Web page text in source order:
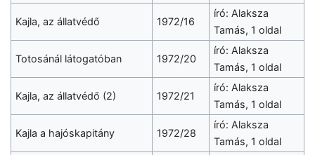
Kajla, az állatvédő 1972/16
író: Alaksza
Tamás, 1 oldal
Totosánál látogatóban 1972/20
író: Alaksza
Tamás, 1 oldal
Kajla, az állatvédő (2) 1972/21
író: Alaksza
Tamás, 1 oldal
Kajla a hajóskapitány 1972/28
író: Alaksza
Tamás, 1 oldal